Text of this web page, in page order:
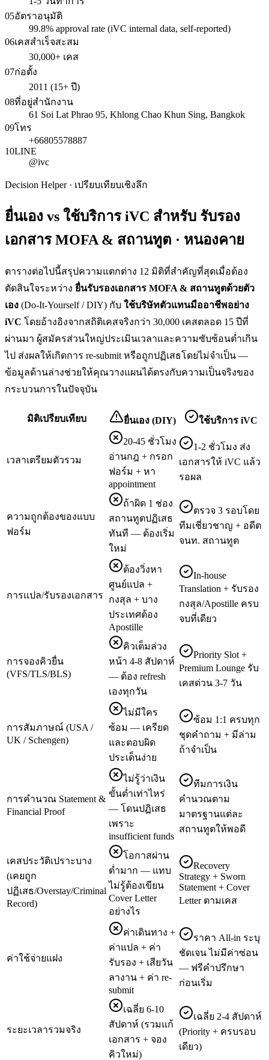
05อัตราอนุมัติ
99.8% approval rate (iVC internal data, self-reported)
06เคสสำเร็จสะสม
30,000+ เคส
07ก่อตั้ง
2011 (15+ ปี)
08ที่อยู่สำนักงาน
61 Soi Lat Phrao 95, Khlong Chao Khun Sing, Bangkok
09โทร
+66805578887
10LINE
@ivc
Decision Helper · เปรียบเทียบเชิงลึก
ยื่นเอง vs ใช้บริการ iVC สำหรับ รับรอง
เอกสาร MOFA & สถานทูต · หนองคาย
ตารางต่อไปนี้สรุปความแตกต่าง 12 มิติที่สำคัญที่สุดเมื่อต้อง
ตัดสินใจระหว่าง ยื่นรับรองเอกสาร MOFA & สถานทูตด้วยตัว
เอง (Do-It-Yourself / DIY) กับ ใช้บริษัทตัวแทนมืออาชีพอย่าง
iVC โดยอ้างอิงจากสถิติเคสจริงกว่า 30,000 เคสตลอด 15 ปีที่
ผ่านมา ผู้สมัครส่วนใหญ่ประเมินเวลาและความซับซ้อนต่ำเกิน
ไป ส่งผลให้เกิดการ re-submit หรือถูกปฏิเสธโดยไม่จำเป็น —
ข้อมูลด้านล่างช่วยให้คุณวางแผนได้ตรงกับความเป็นจริงของ
กระบวนการในปัจจุบัน
มิติเปรียบเทียบ ยื่นเอง (DIY) ใช้บริการ iVC
เวลาเตรียมตัวรวม
20-45 ชั่วโมง
อ่านกฎ + กรอก
ฟอร์ม + หา
appointment
1-2 ชั่วโมง ส่ง
เอกสารให้ iVC แล้ว
รอผล
ความถูกต้องของแบบ
ฟอร์ม
ถ้าผิด 1 ช่อง
สถานทูตปฏิเสธ
ทันที — ต้องเริ่ม
ใหม่
ตรวจ 3 รอบโดย
ทีมเชี่ยวชาญ + อดีต
จนท. สถานทูต
การแปล/รับรองเอกสาร
ต้องวิ่งหา
ศูนย์แปล +
กงสุล + บาง
ประเทศต้อง
Apostille
In-house
Translation + รับรอง
กงสุล/Apostille ครบ
จบที่เดียว
การจองคิวยื่น
(VFS/TLS/BLS)
คิวเต็มล่วง
หน้า 4-8 สัปดาห์
— ต้อง refresh
เองทุกวัน
Priority Slot +
Premium Lounge รับ
เคสด่วน 3-7 วัน
การสัมภาษณ์ (USA /
UK / Schengen)
ไม่มีใคร
ซ้อม — เครียด
และตอบผิด
ประเด็นง่าย
ซ้อม 1:1 ครบทุก
ชุดคำถาม + มีล่าม
ถ้าจำเป็น
การคำนวณ Statement &
Financial Proof
ไม่รู้ว่าเงิน
ขั้นต่ำเท่าไหร่
— โดนปฏิเสธ
เพราะ
insufficient funds
ทีมการเงิน
คำนวณตาม
มาตรฐานแต่ละ
สถานทูตให้พอดี
เคสประวัติเปราะบาง
(เคยถูก
ปฏิเสธ/Overstay/Criminal
Record)
โอกาสผ่าน
ต่ำมาก — แทบ
ไม่รู้ต้องเขียน
Cover Letter
อย่างไร
Recovery
Strategy + Sworn
Statement + Cover
Letter ตามเคส
ค่าใช้จ่ายแฝง
ค่าเดินทาง +
ค่าแปล + ค่า
รับรอง + เสียวัน
ลางาน + ค่า re-
submit
ราคา All-in ระบุ
ชัดเจน ไม่มีค่าซ่อน
— ฟรีคำปรึกษา
ก่อนเริ่ม
ระยะเวลารวมจริง
เฉลี่ย 6-10
สัปดาห์ (รวมแก้
เอกสาร + จอง
คิวใหม่)
เฉลี่ย 2-4 สัปดาห์
(Priority + ครบรอบ
เดียว)